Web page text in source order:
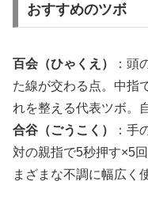
おすすめのツボ
百会（ひゃくえ）
：頭
た線が交わる点。中指
れを整える代表ツボ。
合谷（ごうこく）
：手
対の親指で5秒押す×5
まざまな不調に幅広く